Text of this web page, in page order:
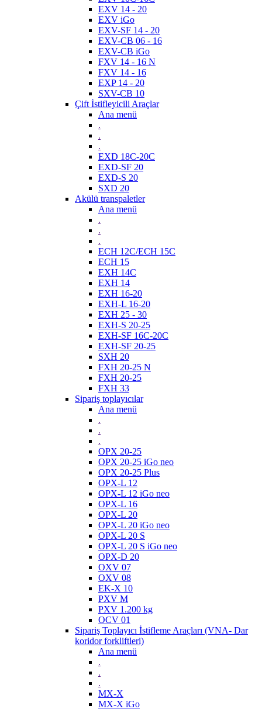
EXV 14 - 20
EXV iGo
EXV-SF 14 - 20
EXV-CB 06 - 16
EXV-CB iGo
FXV 14 - 16 N
FXV 14 - 16
EXP 14 - 20
SXV-CB 10
Çift İstifleyicili Araçlar
Ana menü
.
.
.
EXD 18C-20C
EXD-SF 20
EXD-S 20
SXD 20
Akülü transpaletler
Ana menü
.
.
.
ECH 12C/ECH 15C
ECH 15
EXH 14C
EXH 14
EXH 16-20
EXH-L 16-20
EXH 25 - 30
EXH-S 20-25
EXH-SF 16C-20C
EXH-SF 20-25
SXH 20
FXH 20-25 N
FXH 20-25
FXH 33
Sipariş toplayıcılar
Ana menü
.
.
.
OPX 20-25
OPX 20-25 iGo neo
OPX 20-25 Plus
OPX-L 12
OPX-L 12 iGo neo
OPX-L 16
OPX-L 20
OPX-L 20 iGo neo
OPX-L 20 S
OPX-L 20 S iGo neo
OPX-D 20
OXV 07
OXV 08
EK-X 10
PXV M
PXV 1.200 kg
OCV 01
Sipariş Toplayıcı İstifleme Araçları (VNA- Dar
koridor forkliftleri)
Ana menü
.
.
.
MX-X
MX-X iGo